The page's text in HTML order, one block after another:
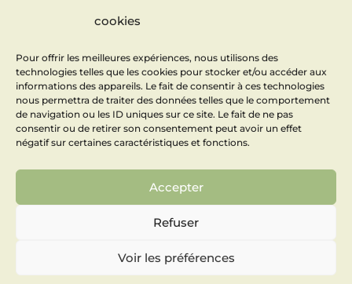
cookies
Pour offrir les meilleures expériences, nous utilisons des
technologies telles que les cookies pour stocker et/ou accéder aux
informations des appareils. Le fait de consentir à ces technologies
nous permettra de traiter des données telles que le comportement
de navigation ou les ID uniques sur ce site. Le fait de ne pas
consentir ou de retirer son consentement peut avoir un effet
négatif sur certaines caractéristiques et fonctions.
Accepter
Refuser
Voir les préférences
D’ABRICOT
(PINEAPPLE &